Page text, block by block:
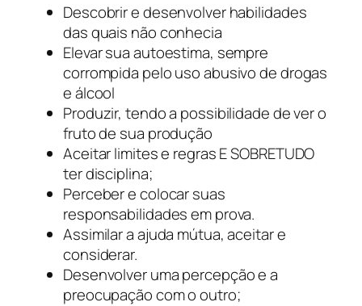
Descobrir e desenvolver habilidades
das quais não conhecia
Elevar sua autoestima, sempre
corrompida pelo uso abusivo de drogas
e álcool
Produzir, tendo a possibilidade de ver o
fruto de sua produção
Aceitar limites e regras E SOBRETUDO
ter disciplina;
Perceber e colocar suas
responsabilidades em prova.
Assimilar a ajuda mútua, aceitar e
considerar.
Desenvolver uma percepção e a
preocupação com o outro;